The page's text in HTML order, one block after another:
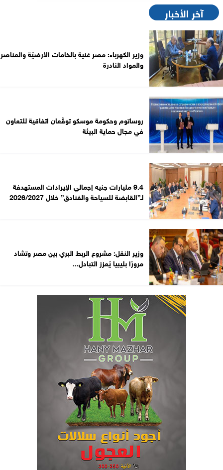
آخر الأخبار
وزير الكهرباء: مصر غنية بالخامات الأرضيّة والعناصر
والمواد النادرة
روساتوم وحكومة موسكو توقّعان اتفاقية للتعاون
في مجال حماية البيئة
9.4 مليارات جنيه إجمالي الإيرادات المستهدفة
لـ”القابضة للسياحة والفنادق” خلال 2026/2027
وزير النقل: مشروع الربط البري بين مصر وتشاد
مرورًا بليبيا يُعزز التبادل...